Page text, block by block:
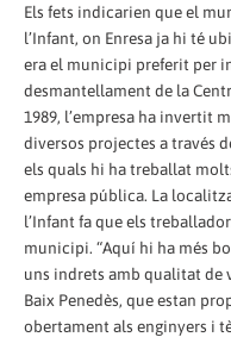
Els fets indicarien que el
l’Infant, on Enresa ja hi té
era el municipi preferit per
desmantellament de la
1989, l’empresa ha invertit
diversos projectes a través
els quals hi ha treballat
empresa pública. La
l’Infant fa que els
municipi. “Aquí hi ha més
uns indrets amb qualitat de
Baix Penedès, que estan
obertament als enginyers i